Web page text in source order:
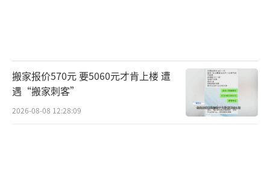
搬家报价570元 要5060元才肯上楼 遭
遇“搬家刺客”
2026-08-08 12:28:09